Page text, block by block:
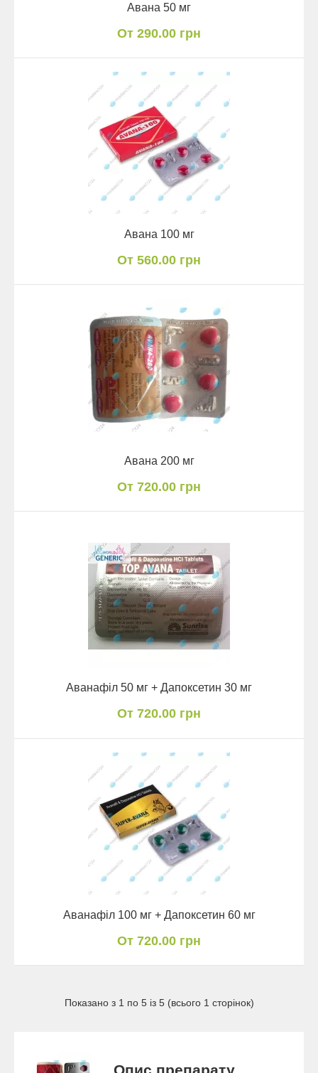
Авана 50 мг
От 290.00 грн
Авана 100 мг
От 560.00 грн
Авана 200 мг
От 720.00 грн
Аванафіл 50 мг + Дапоксетин 30 мг
От 720.00 грн
Аванафіл 100 мг + Дапоксетин 60 мг
От 720.00 грн
Показано з 1 по 5 із 5 (всього 1 сторінок)
Опис препарату